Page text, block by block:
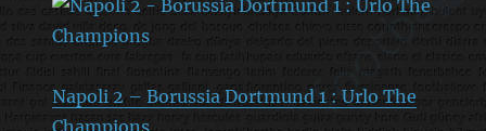
Napoli 2 – Borussia Dortmund 1 : Urlo The
Champions